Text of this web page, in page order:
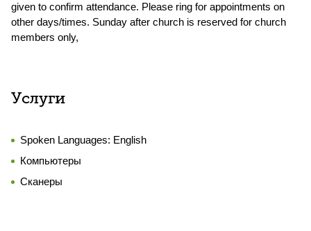
given to confirm attendance. Please ring for appointments on
other days/times. Sunday after church is reserved for church
members only,
Услуги
Spoken Languages: English
Компьютеры
Сканеры